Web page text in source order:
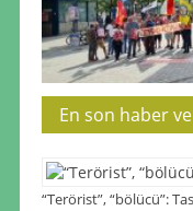
En son haber
“Terörist”, “bölücü”: